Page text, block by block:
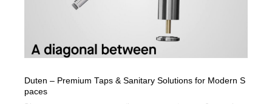
Duten – Premium Taps & Sanitary Solutions for Modern S
paces